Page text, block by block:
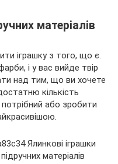
матеріалів
іграшку з того, що є.
і у вас вийде твір
над тим, що ви хочете
кількість
або зробити